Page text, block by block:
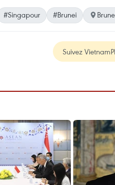
#Singapour #Brunei
Suivez